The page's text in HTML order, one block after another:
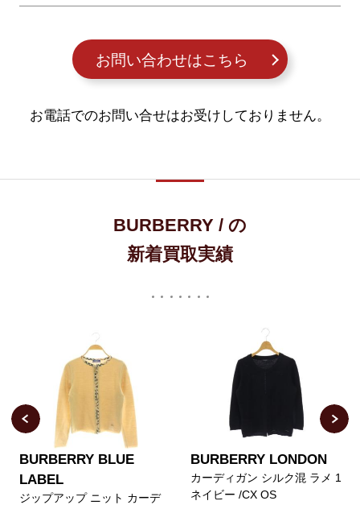
お問い合わせはこちら
お電話でのお問い合せはお受けしておりません。
BURBERRY / の
新着買取実績
BURBERRY BLUE
LABEL
ジップアップ ニット カーデ
BURBERRY LONDON
カーディガン シルク混 ラメ 1
ネイビー /CX OS